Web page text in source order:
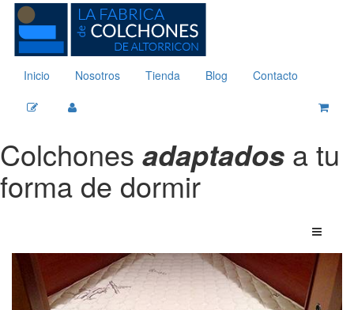
Inicio Nosotros Tienda Blog Contacto
Colchones adaptados a tu
forma de dormir